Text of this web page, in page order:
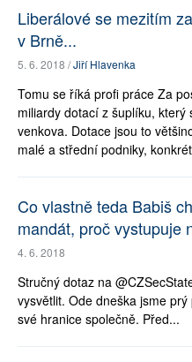
Liberálové se mezitím
v Brně...
5. 6. 2018 /Jiří Hlavenka
Tomu se říká profi práce Za
miliardy dotací z šuplíku,
venkova. Dotace jsou to
malé a střední podniky,
Co vlastně teda Babiš
mandát, proč vystupuje
4. 6. 2018
Stručný dotaz na
vysvětlit. Ode dneška jsme
své hranice společně. Před...